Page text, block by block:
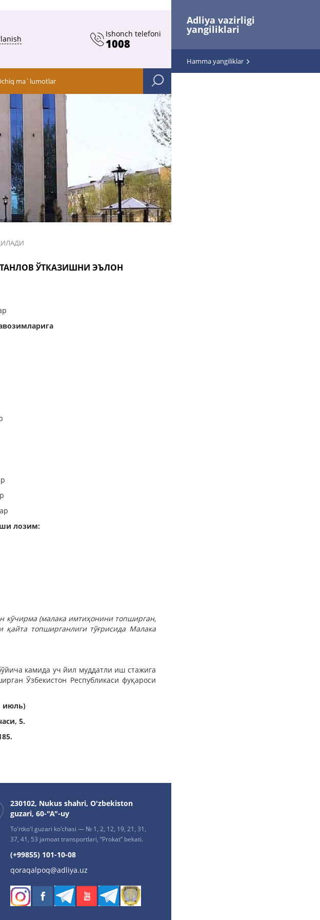
Adliya vazirligi
yangiliklari
Hamma yangiliklar
Ishonch telefoni
1008
ma`lumotlar
ТАНЛОВ ЎТКАЗИШНИ ЭЪЛОН
лозим:
кў­чирма (малака имтиҳонини топширган,
топширганлиги тўғрисида Малака
камида уч йил муддатли иш стажига
Ўзбекистон Республикаси фуқароси
июль)
5.
230102, Nukus shahri, O'zbekiston
guzari, 60-"A"-uy
To'rtko'l guzari ko'chasi — № 1, 2, 12, 19, 21, 31,
37, 41, 53 jamoat transportlari, “Prokat” bekati.
(+99855) 101-10-08
qoraqalpoq@adliya.uz